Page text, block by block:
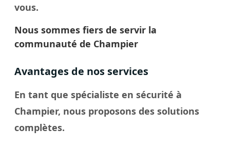
vous.
Nous sommes fiers de servir la
communauté de Champier
Avantages de nos services
En tant que spécialiste en sécurité à
Champier, nous proposons des solutions
complètes.